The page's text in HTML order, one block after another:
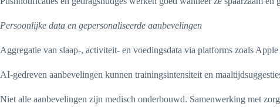
Persoonlijke data en gepersonaliseerde aanbevelingen
Aggregatie van slaap-, activiteit- en voedingsdata via platforms zoals
AI-gedreven aanbevelingen kunnen trainingsintensiteit en
Niet alle aanbevelingen zijn medisch onderbouwd. Samenwerking met